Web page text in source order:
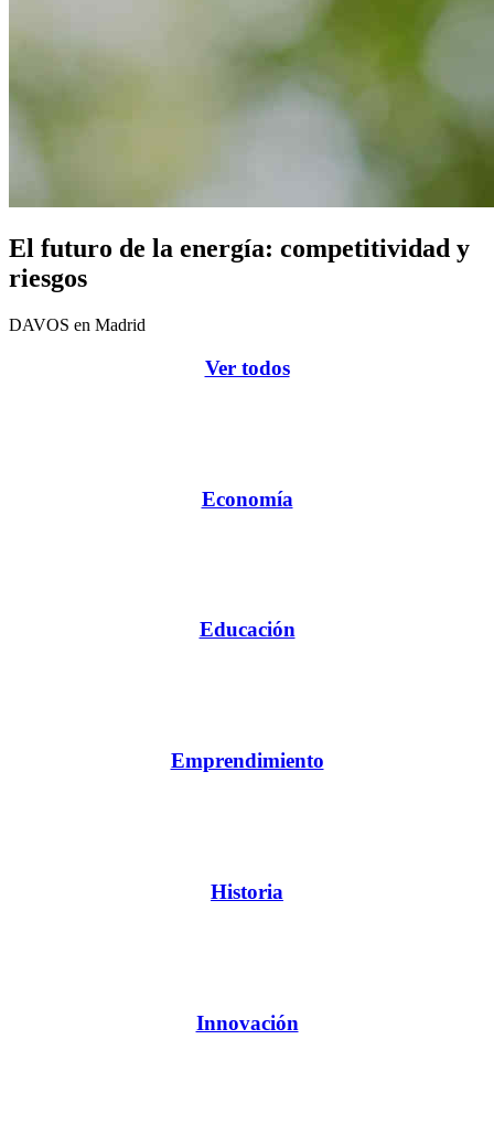
El futuro de la energía: competitividad y
riesgos
DAVOS en Madrid
Ver todos
Economía
Educación
Emprendimiento
Historia
Innovación